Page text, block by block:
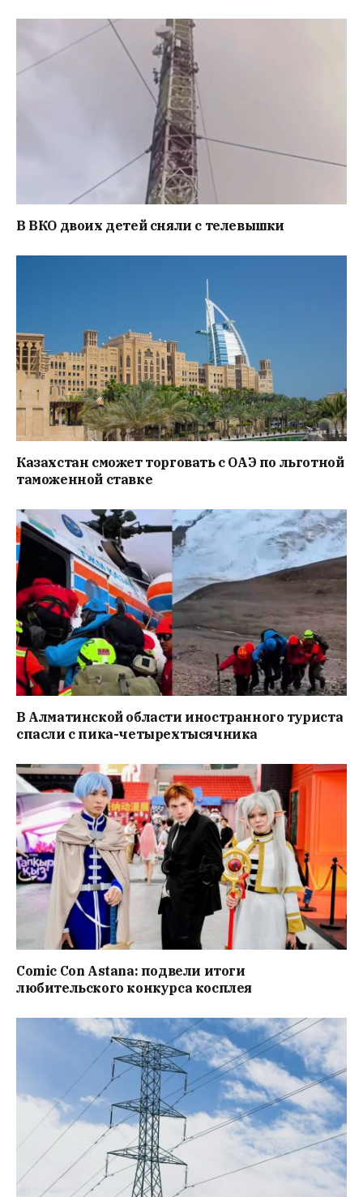
В ВКО двоих детей сняли с телевышки
Казахстан сможет торговать с ОАЭ по льготной
таможенной ставке
В Алматинской области иностранного туриста
спасли с пика-четырехтысячника
Comic Con Astana: подвели итоги
любительского конкурса косплея